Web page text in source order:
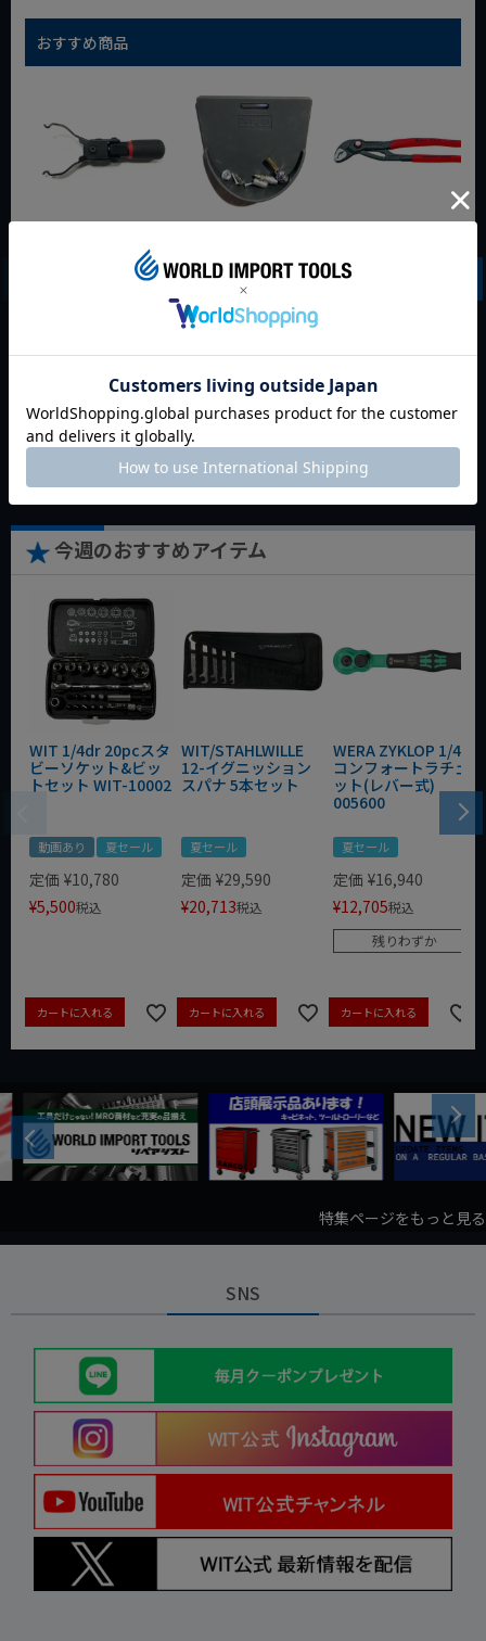
おすすめ商品
クィックツール CL-
ルマット ブラック
¥3,465税込
クイックセット
8721-250 KNIPEX
¥6,545
今週のおすすめアイテム
WIT 1/4dr 20pcスタ
ビーソケット&ビッ
トセット WIT-10002
動画あり 夏セール
定価 ¥10,780
¥5,500税込
カートに入れる
WIT/STAHLWILLE
12-イグニッション
スパナ 5本セット
夏セール
定価 ¥29,590
¥20,713税込
カートに入れる
WERA ZYKLOP 1/4"
コンフォートラチェ
ット(レバー式)
005600
夏セール
定価 ¥16,940
¥12,705税込
残りわずか
カートに入れる
Previous
Next
特集ページをもっと見る
SNS